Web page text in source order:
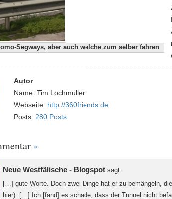
Segways, aber auch welche zum selber fahren
Autor
Name: Tim Lochmüller
Webseite: http://360friends.de
Posts: 280 Posts
»
Neue Westfälische - Blogspot sagt:
[…] gute Worte. Doch zwei Dinge hat er zu bemängeln,
hier): […] Ich [fand] es schade, dass der Tunnel nicht